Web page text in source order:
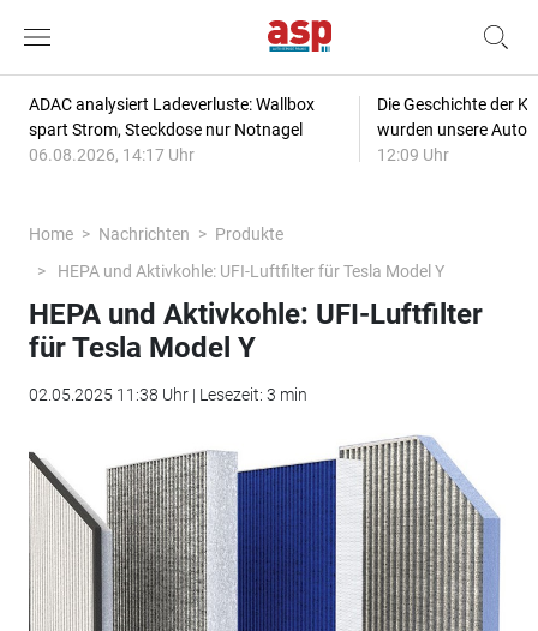
ADAC analysiert Ladeverluste: Wallbox
spart Strom, Steckdose nur Notnagel
06.08.2026, 14:17 Uhr
Die Geschichte der
wurden unsere
12:09 Uhr
Home Nachrichten
Produkte
HEPA und Aktivkohle: UFI-Luftfilter für Tesla Model Y
HEPA und Aktivkohle: UFI-Luftfilter
für Tesla Model Y
02.05.2025 11:38 Uhr | Lesezeit: 3 min